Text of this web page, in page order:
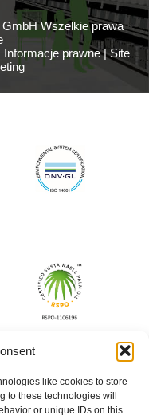
like cookies to store
to these technologies will
or unique IDs on this
Wszelkie prawa
Informacje prawne|Site